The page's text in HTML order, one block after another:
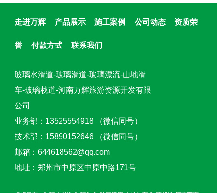
走进万辉 产品展示 施工案例 公司动态 资质荣
誉 付款方式 联系我们
玻璃水滑道-玻璃滑道-玻璃漂流-山地滑
车-玻璃栈道-河南万辉旅游资源开发有限
公司
业务部：13525554918 （微信同号）
技术部：15890152646 （微信同号）
邮箱：644618562@qq.com
地址：郑州市中原区中原中路171号